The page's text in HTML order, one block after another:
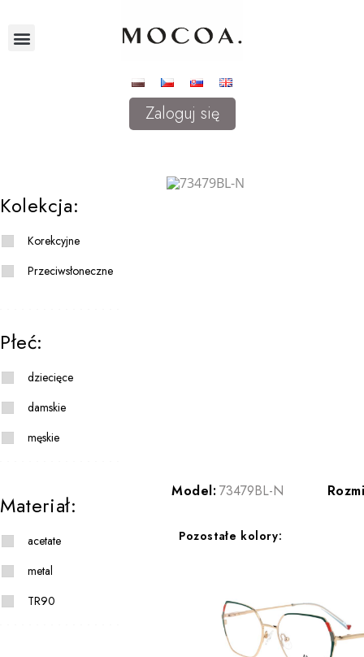
Zaloguj się
Kolekcja:
Korekcyjne
Przeciwsłoneczne
Płeć:
dziecięce
damskie
męskie
Materiał:
acetate
metal
TR90
Model: 73479BL-N
Pozostałe kolory: